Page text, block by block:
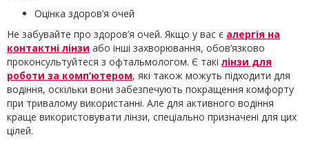
Оцінка здоров’я очей
Не забувайте про здоров’я очей. Якщо у вас є алергія на
контактні лінзи або інші захворювання, обов’язково
проконсультуйтеся з офтальмологом. Є такі лінзи для
роботи за комп’ютером, які також можуть підходити для
водіння, оскільки вони забезпечують покращення комфорту
при тривалому використанні. Але для активного водіння
краще використовувати лінзи, спеціально призначені для цих
цілей.